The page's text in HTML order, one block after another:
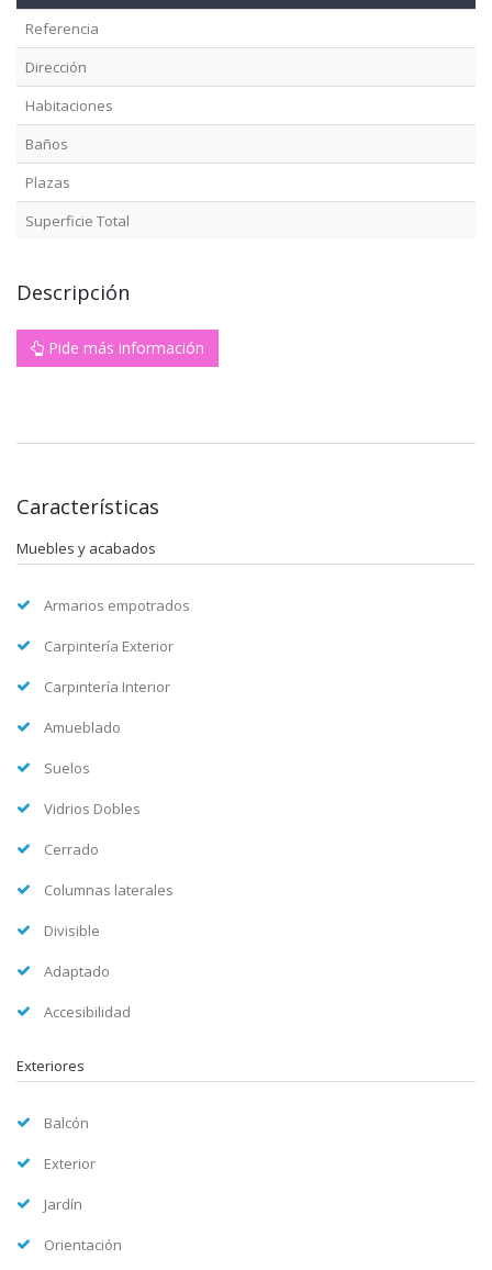
Referencia
Dirección
Habitaciones
Baños
Plazas
Superficie Total
Descripción
Pide más información
Características
Muebles y acabados
Armarios empotrados
Carpintería Exterior
Carpintería Interior
Amueblado
Suelos
Vidrios Dobles
Cerrado
Columnas laterales
Divisible
Adaptado
Accesibilidad
Exteriores
Balcón
Exterior
Jardín
Orientación